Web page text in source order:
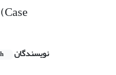
نویسندگان